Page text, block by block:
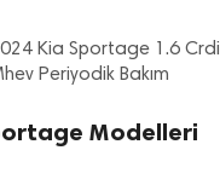
Kia Sportage 1.6 Crdi
Periyodik Bakım
Modelleri